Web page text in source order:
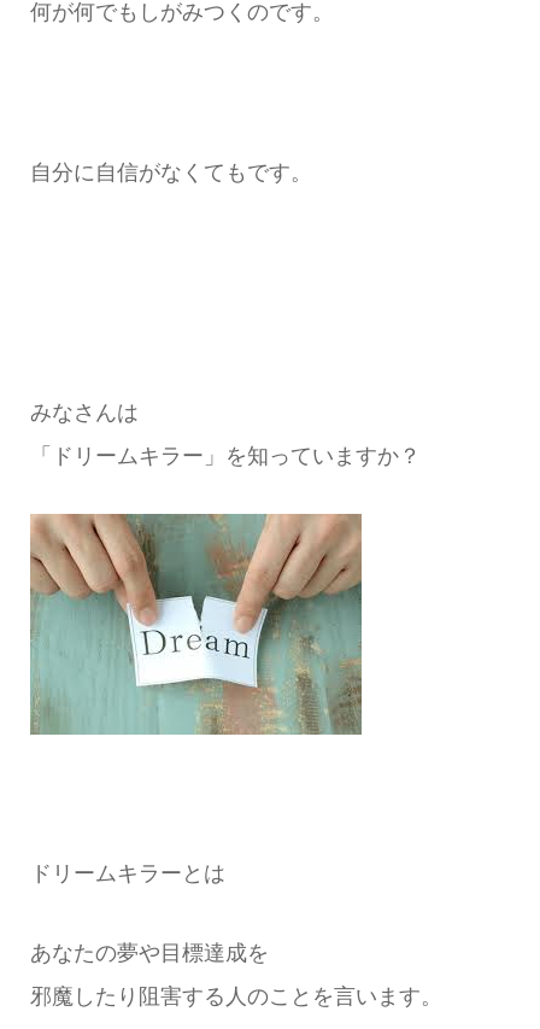
何が何でもしがみつくのです。
自分に自信がなくてもです。
みなさんは
「ドリームキラー」を知っていますか？
ドリームキラーとは
あなたの夢や目標達成を
邪魔したり阻害する人のことを言います。